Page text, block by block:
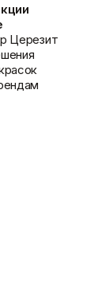
Церезит